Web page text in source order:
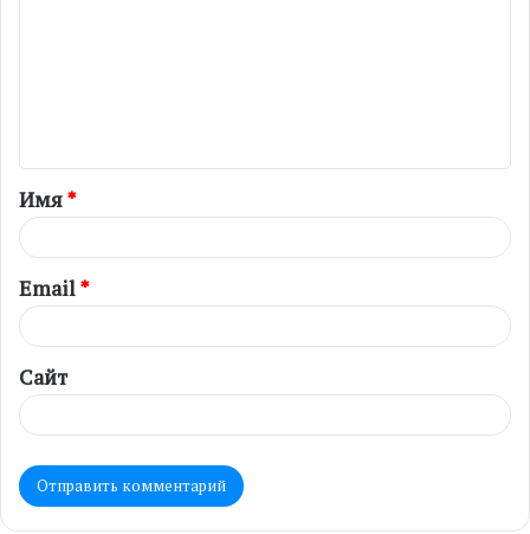
т
а
р
и
й
*
Имя*
Email*
Сайт